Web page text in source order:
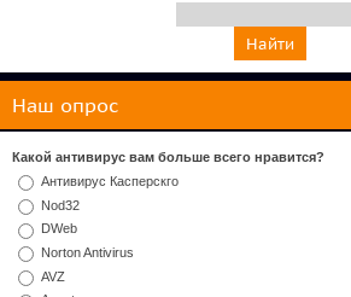
Наш опрос
Какой антивирус вам больше всего нравится?
Антивирус Касперскго
Nod32
DWeb
Norton Antivirus
AVZ